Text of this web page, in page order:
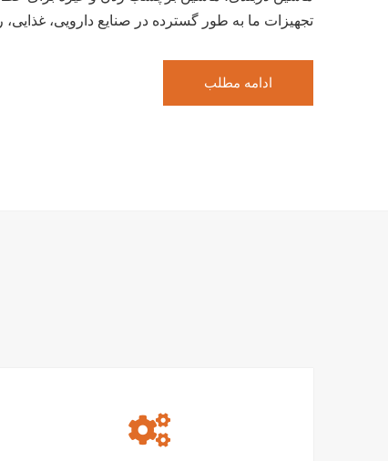
تجهیزات ما به طور گسترده در صنایع دارویی، غذایی،
ادامه مطلب